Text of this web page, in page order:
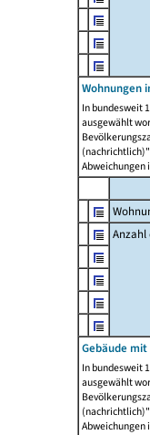
Wohnungen
In bundesweit
ausgewählt
Abweichungen
Anzahl
Gebäude
In bundesweit
ausgewählt
Abweichungen